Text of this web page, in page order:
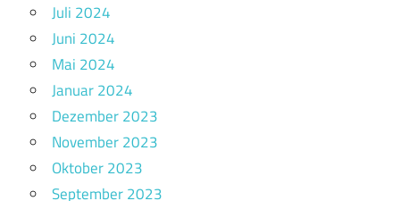
Juli 2024
Juni 2024
Mai 2024
Januar 2024
Dezember 2023
November 2023
Oktober 2023
September 2023